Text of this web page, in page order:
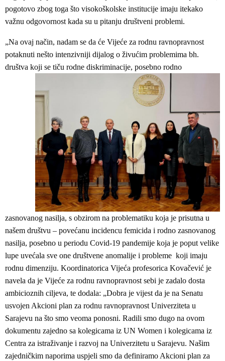
pogotovo zbog toga što visokoškolske institucije imaju itekako
važnu odgovornost kada su u pitanju društveni problemi.
„Na ovaj način, nadam se da će Vijeće za rodnu ravnopravnost
potaknuti nešto intenzivniji dijalog o živućim problemima bh.
društva koji se tiču rodne diskriminacije, posebno rodno
zasnovanog nasilja, s obzirom na problematiku koja je prisutna u
našem društvu – povećanu incidencu femicida i rodno zasnovanog
nasilja, posebno u periodu Covid-19 pandemije koja je poput velike
lupe uvećala sve one društvene anomalije i probleme koji imaju
rodnu dimenziju. Koordinatorica Vijeća profesorica Kovačević je
navela da je Vijeće za rodnu ravnopravnost sebi je zadalo dosta
ambicioznih ciljeva, te dodala: „Dobra je vijest da je na Senatu
usvojen Akcioni plan za rodnu ravnopravnost Univerziteta u
Sarajevu na što smo veoma ponosni. Radili smo dugo na ovom
dokumentu zajedno sa kolegicama iz UN Women i kolegicama iz
Centra za istraživanje i razvoj na Univerzitetu u Sarajevu. Našim
zajedničkim naporima uspjeli smo da definiramo Akcioni plan za